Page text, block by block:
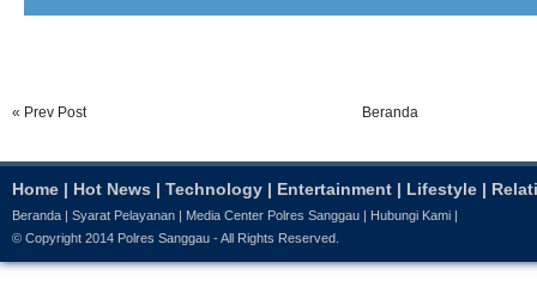
« Prev Post Beranda
Home | Hot News | Technology | Entertainment | Lifestyle |
Beranda Syarat Pelayanan Media Center Polres Sanggau Hubungi Kami
© Copyright 2014 Polres Sanggau - All Rights Reserved.